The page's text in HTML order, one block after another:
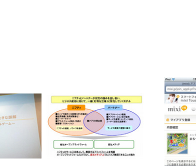
Sezlife オフィスチェア デスク
チェア 疲れない テレワーク
チェア 強化バックレスト 30
度ロッキング機能 人間工学 椅
子 腰サポート 90度跳ね上げ
式アームレスト 3Dヘッドレス
ト ハンガー付き 高反発クッシ
ョン PCチェア 通気性メッシ
Sezlife オフィスチェア デスク
チェア 疲れない テレワーク
チェア 強化バックレスト 30度
ロッキング機能 人間工学 椅子
腰サポート 90度跳ね上げ式ア
ームレスト 3Dヘッドレスト
ハンガー付き 高反発クッショ
ン PCチェア 通気性メッシュ
￥7,680
ア デ
ッシ
ポー
転 キ
クト
84～
￥
【純正品】27"ゲーミングモ
ニター DualSense 充電フッ
ク付き（CFI-ZDM1J）
￥49,979
【整備済み品】Dell
E2724HS 27インチ 液晶モ
ニター フル
HD（1920×1080）VA 非光
沢 HDMI/DisplayPort/VGA
スピーカー内蔵 高さ調整 ス
イベル VESA対応
ComfortView ビジネス向け
￥15,800
【MiniLED/
GRAPHT
Gaming
ーミングモ
1ms FHD 量
年保証 | 輝
￥34,980
ネオ・ルーライフ ネオ・オム
ツ L 中型犬用 26枚入り 単品
￥1,800
Smart Basic(スマートベーシ
ック) 【Amazon.co.jp限定】
Smart Basic アイリスオーヤマ
ペットシーツ 超厚型 お徳用
ワイド 100枚入 (x 1) (ケース
販売)
￥3,670
アイ
シー
ュラ
【
￥